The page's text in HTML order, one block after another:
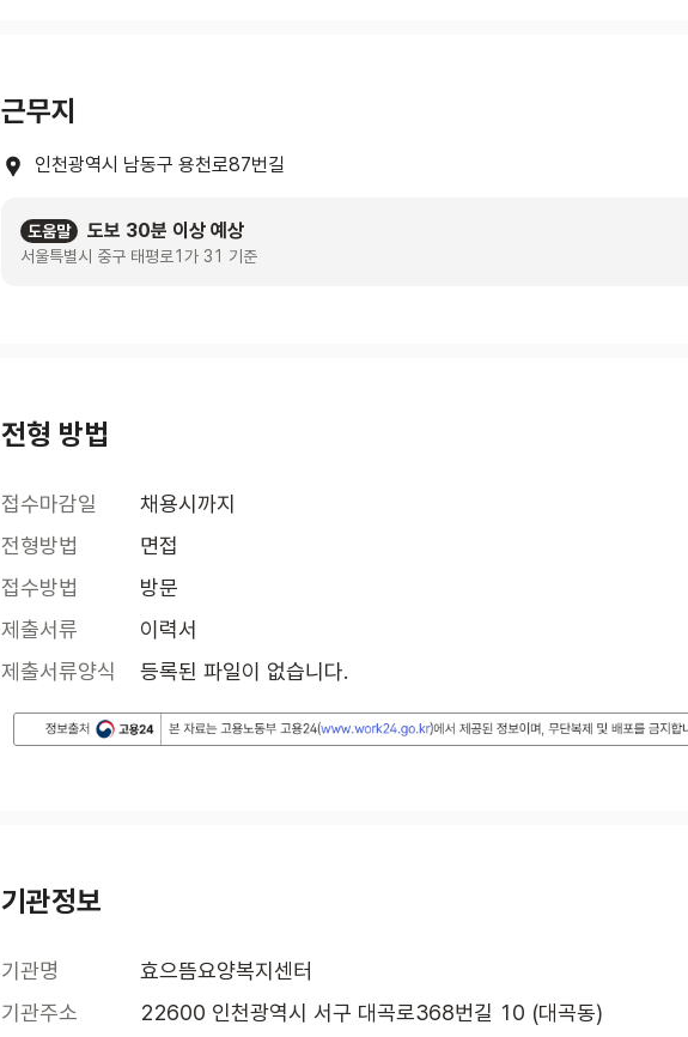
근무지
인천광역시 남동구 용천로87번길
도움말 도보 30분 이상 예상
서울특별시 중구 태평로1가 31 기준
전형 방법
접수마감일
채용시까지
전형방법
면접
접수방법
방문
제출서류
이력서
제출서류양식
등록된 파일이 없습니다.
기관정보
기관명
효으뜸요양복지센터
기관주소
22600 인천광역시 서구 대곡로368번길 10 (대곡동)